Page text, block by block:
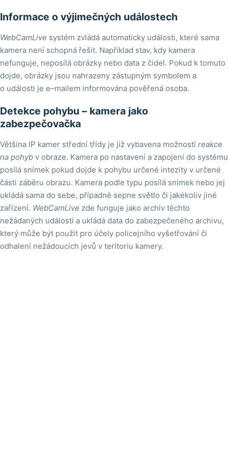
Informace o výjimečných událostech
WebCamLive systém zvládá automaticky události, které sama
kamera není schopná řešit. Například stav, kdy kamera
nefunguje, neposílá obrázky nebo data z čidel. Pokud k tomuto
dojde, obrázky jsou nahrazeny zástupným symbolem a
o události je e–mailem informována pověřená osoba.
Detekce pohybu – kamera jako
zabezpečovačka
Většina IP kamer střední třídy je již vybavena možností reakce
na pohyb v obraze. Kamera po nastavení a zapojení do systému
posílá snímek pokud dojde k pohybu určené intezity v určené
části záběru obrazu. Kamera podle typu posílá snímek nebo jej
ukládá sama do sebe, případně sepne světlo či jakékoliv jiné
zařízení. WebCamLive zde funguje jako archiv těchto
nežádaných událostí a ukládá data do zabezpečeného archivu,
který může být použit pro účely policejního vyšetřování či
odhalení nežádoucích jevů v teritoriu kamery.